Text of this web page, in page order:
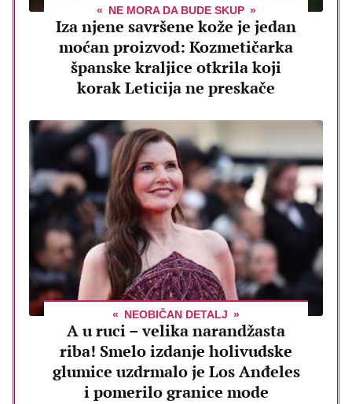
NE MORA DA BUDE SKUP
Iza njene savršene kože je jedan
moćan proizvod: Kozmetičarka
španske kraljice otkrila koji
korak Leticija ne preskače
NEOBIČAN DETALJ
A u ruci – velika narandžasta
riba! Smelo izdanje holivudske
glumice uzdrmalo je Los Anđeles
i pomerilo granice mode